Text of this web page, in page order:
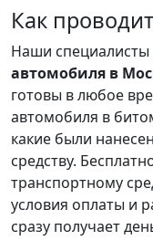
Как
Наши специалисты
автомобиля в
готовы в любое
автомобиля в
какие были
средству.
транспортному
условия оплаты и
сразу получает